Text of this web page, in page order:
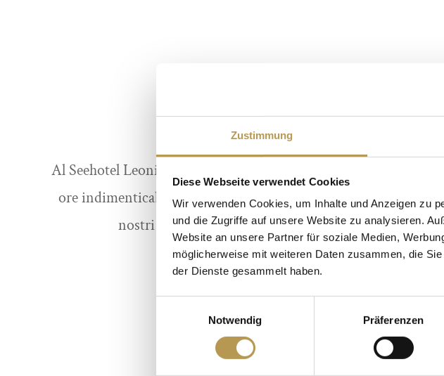
Zustimmung
Diese Webseite verwendet Cookies
Wir verwenden Cookies, um Inhalte und Anzeigen zu
und die Zugriffe auf unsere Website zu analysieren.
Website an unsere Partner für soziale Medien,
möglicherweise mit weiteren Daten zusammen, die
der Dienste gesammelt haben.
Notwendig
Präferenzen
PREMESSA
Al Seehotel Leoni troverete la cornice perfetta per trascorrere
ore indimenticabili con amici, parenti o colleghi. Scoprite i
nostri locali versatili per la vostra festa.
SAPERNE DI PIÙ